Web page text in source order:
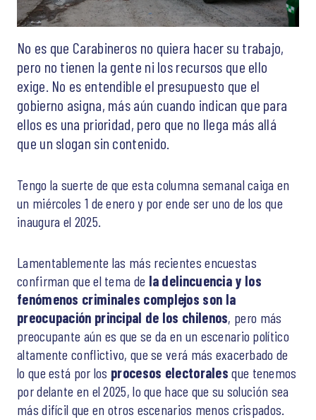
No es que Carabineros no quiera hacer su trabajo,
pero no tienen la gente ni los recursos que ello
exige. No es entendible el presupuesto que el
gobierno asigna, más aún cuando indican que para
ellos es una prioridad, pero que no llega más allá
que un slogan sin contenido.
Tengo la suerte de que esta columna semanal caiga en
un miércoles 1 de enero y por ende ser uno de los que
inaugura el 2025.
Lamentablemente las más recientes encuestas
confirman que el tema de la delincuencia y los
fenómenos criminales complejos son la
preocupación principal de los chilenos, pero más
preocupante aún es que se da en un escenario político
altamente conflictivo, que se verá más exacerbado de
lo que está por los procesos electoralesque tenemos
por delante en el 2025, lo que hace que su solución sea
más difícil que en otros escenarios menos crispados.